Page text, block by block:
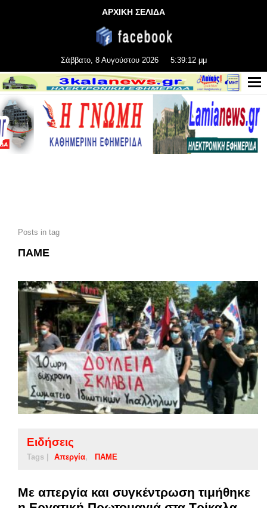
ΑΡΧΙΚΗ ΣΕΛΙΔΑ
Σάββατο, 8 Αυγούστου 2026 5:39:14 μμ
Posts in tag
ΠΑΜΕ
Ειδήσεις
Tags | Απεργία ΠΑΜΕ
Με απεργία και συγκέντρωση τιμήθηκε